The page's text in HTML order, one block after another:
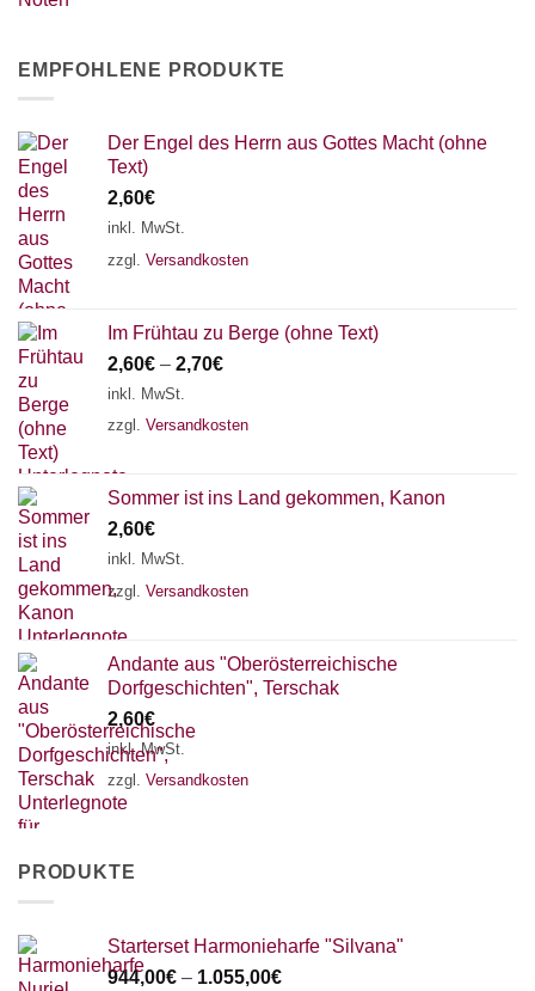
EMPFOHLENE PRODUKTE
Der Engel des Herrn aus Gottes Macht (ohne
Text)
2,60€
inkl. MwSt.
zzgl. Versandkosten
Im Frühtau zu Berge (ohne Text)
2,60€ – 2,70€
inkl. MwSt.
zzgl. Versandkosten
Sommer ist ins Land gekommen, Kanon
2,60€
inkl. MwSt.
zzgl. Versandkosten
Andante aus "Oberösterreichische
Dorfgeschichten", Terschak
2,60€
inkl. MwSt.
zzgl. Versandkosten
PRODUKTE
Starterset Harmonieharfe "Silvana"
944,00€ – 1.055,00€